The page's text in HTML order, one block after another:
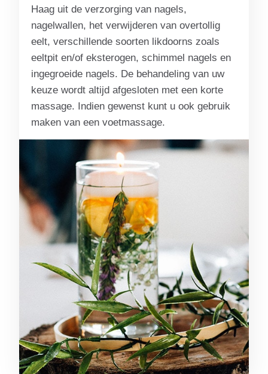
Haag uit de verzorging van nagels,
nagelwallen, het verwijderen van overtollig
eelt, verschillende soorten likdoorns zoals
eeltpit en/of eksterogen, schimmel nagels en
ingegroeide nagels. De behandeling van uw
keuze wordt altijd afgesloten met een korte
massage. Indien gewenst kunt u ook gebruik
maken van een voetmassage.